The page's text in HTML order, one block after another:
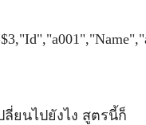
ลี่ยนไปยังไง สูตรนี้ก็